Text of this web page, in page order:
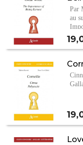
Par
au